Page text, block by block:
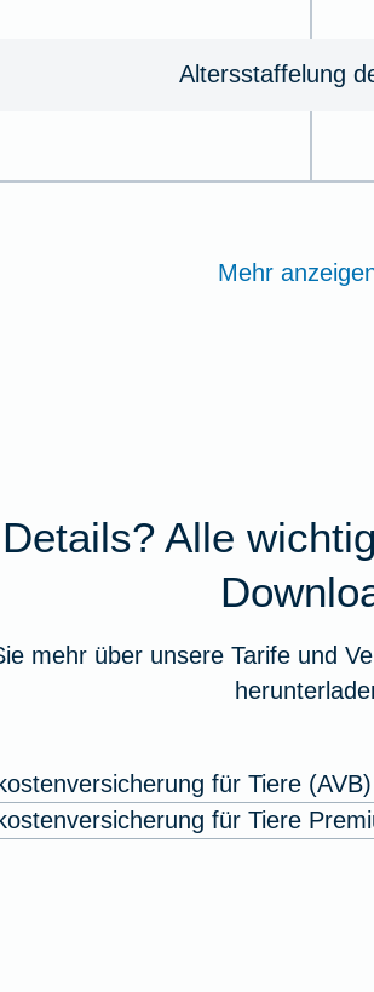
Altersstaffelung
Mehr
Alle
mehr über unsere Tarife und
für Tiere (AVB)
für Tiere